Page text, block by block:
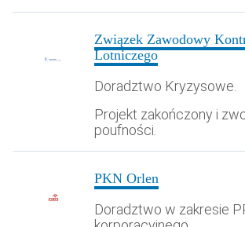
Związek Zawodowy
Lotniczego
Doradztwo Kryzysowe.
Projekt zakończony i
poufności.
PKN Orlen
Doradztwo w zakresie